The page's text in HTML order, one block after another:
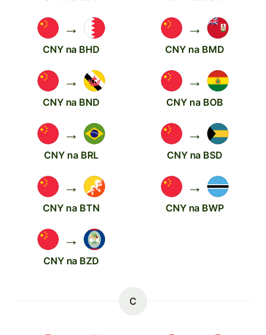
→
CNY na BHD
→
CNY na BMD
→
CNY na BND
→
CNY na BOB
→
CNY na BRL
→
CNY na BSD
→
CNY na BTN
→
CNY na BWP
→
CNY na BZD
C